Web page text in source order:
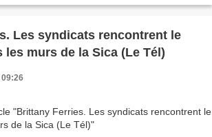
Les syndicats rencontrent le
les murs de la Sica (Le Tél)
09:26